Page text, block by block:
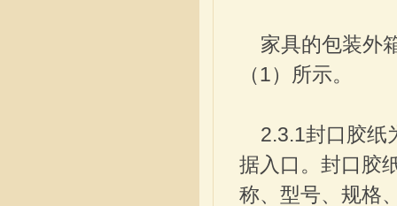
家具的包装外
（1）所示。
2.3.1封口胶纸
据入口。封口胶
称、型号、规格